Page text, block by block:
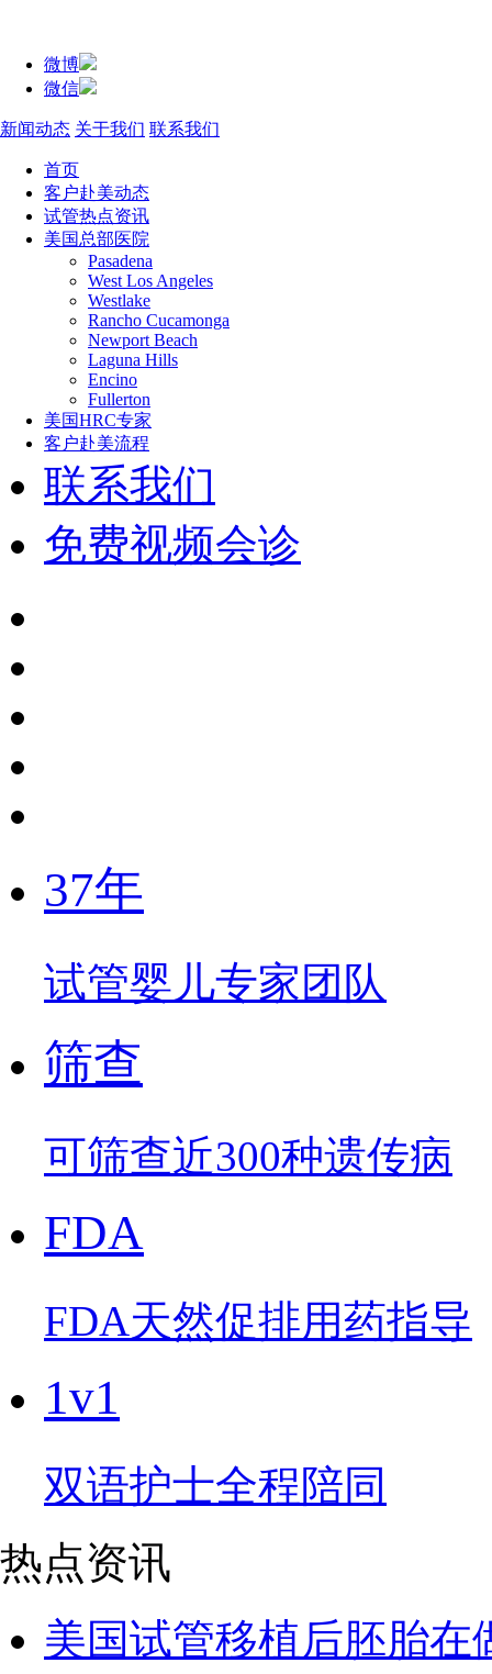
微博
微信
新闻动态 关于我们 联系我们
首页
客户赴美动态
试管热点资讯
美国总部医院
Pasadena
West Los Angeles
Westlake
Rancho Cucamonga
Newport Beach
Laguna Hills
Encino
Fullerton
美国HRC专家
客户赴美流程
联系我们
免费视频会诊
37年
试管婴儿专家团队
筛查
可筛查近300种遗传病
FDA
FDA天然促排用药指导
1v1
双语护士全程陪同
热点资讯
美国试管移植后胚胎